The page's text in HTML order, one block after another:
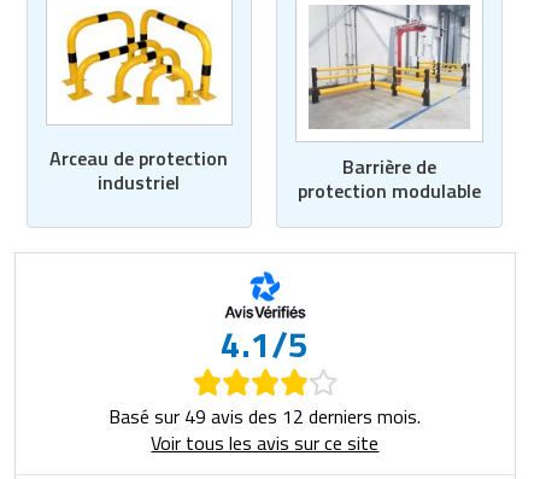
Arceau de protection
industriel
Barrière de
protection modulable
4.1/5
Basé sur 49 avis des 12 derniers mois.
Voir tous les avis sur ce site